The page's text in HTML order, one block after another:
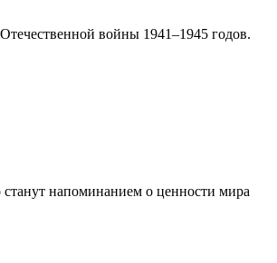
войны 1941–1945 годов.
напоминанием о ценности мира